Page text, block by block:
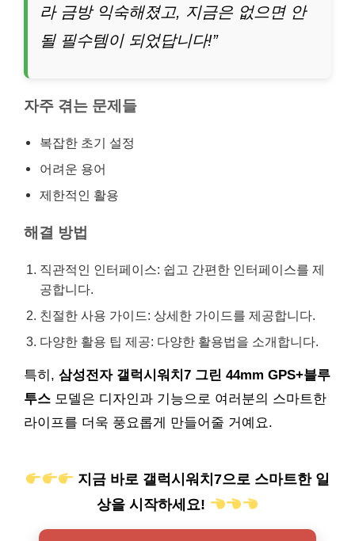
라 금방 익숙해졌고, 지금은 없으면 안
될 필수템이 되었답니다!”
자주 겪는 문제들
복잡한 초기 설정
어려운 용어
제한적인 활용
해결 방법
직관적인 인터페이스: 쉽고 간편한 인터페이스를 제
공합니다.
친절한 사용 가이드: 상세한 가이드를 제공합니다.
다양한 활용 팁 제공: 다양한 활용법을 소개합니다.
특히, 삼성전자 갤럭시워치7 그린 44mm GPS+블루
투스 모델은 디자인과 기능으로 여러분의 스마트한
라이프를 더욱 풍요롭게 만들어줄 거예요.
지금 바로 갤럭시워치7으로 스마트한 일
상을 시작하세요!